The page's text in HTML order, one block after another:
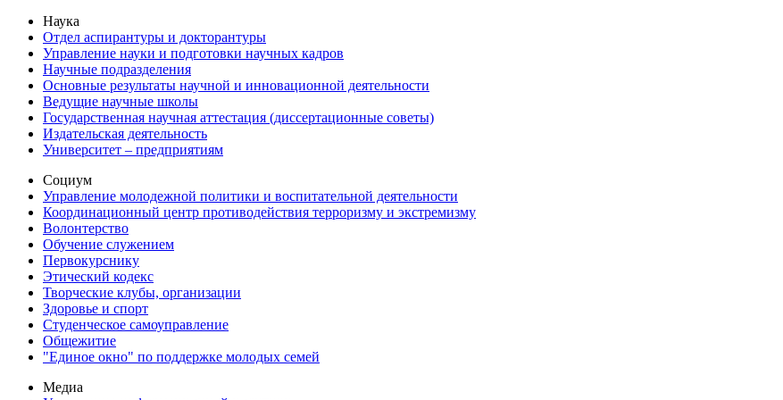
Наука
Отдел аспирантуры и докторантуры
Управление науки и подготовки научных кадров
Научные подразделения
Основные результаты научной и инновационной деятельности
Ведущие научные школы
Государственная научная аттестация (диссертационные советы)
Издательская деятельность
Университет – предприятиям
Социум
Управление молодежной политики и воспитательной деятельности
Координационный центр противодействия терроризму и экстремизму
Волонтерство
Обучение служением
Первокурснику
Этический кодекс
Творческие клубы, организации
Здоровье и спорт
Студенческое самоуправление
Общежитие
"Единое окно" по поддержке молодых семей
Медиа